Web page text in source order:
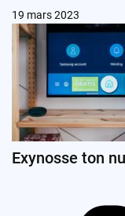
19 mars 2023
Exynosse ton